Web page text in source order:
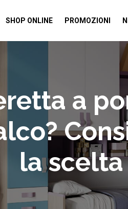
SHOP ONLINE PROMOZIONI
a
la scelta